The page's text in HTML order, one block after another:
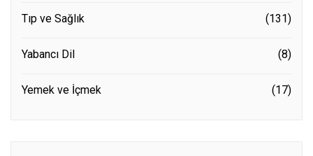
Tıp ve Sağlık (131)
Yabancı Dil (8)
Yemek ve İçmek (17)